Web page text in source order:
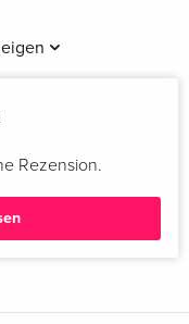
Rezension.